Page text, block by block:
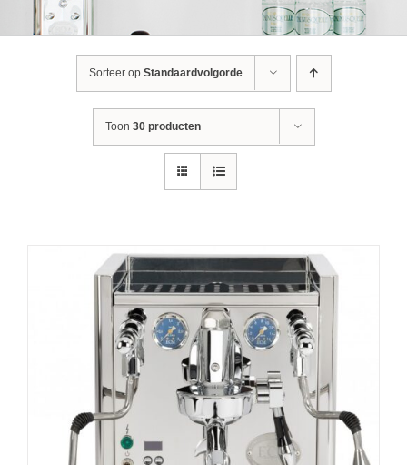
Sorteer op Standaardvolgorde
Toon 30 producten